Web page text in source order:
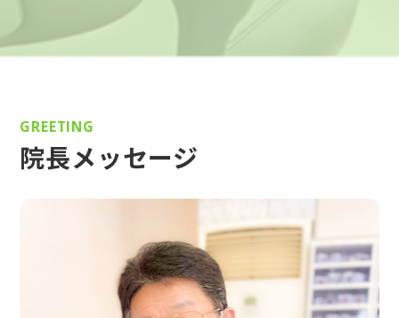
GREETING
院長メッセージ